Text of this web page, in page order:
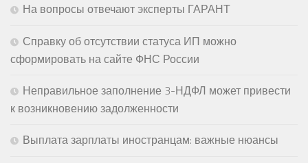
На вопросы отвечают эксперты ГАРАНТ
Справку об отсутствии статуса ИП можно
сформировать на сайте ФНС России
Неправильное заполнение 3-НДФЛ может привести
к возникновению задолженности
Выплата зарплаты иностранцам: важные нюансы